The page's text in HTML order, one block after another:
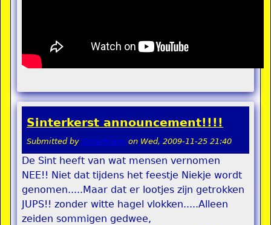
Sinterkerst announcement!!!!
Submitted by Sinterklaas on Wed, 2009-11-25 21:40
De Sint heeft van wat mensen vernomen
NEE!! Niet dat tijdens het feestje Niekje wordt
genomen.....Maar dat er lootjes zijn getrokken
JUPS!! zonder witte hagel vlokken.....Alleen
zeiden sommigen gedwee,